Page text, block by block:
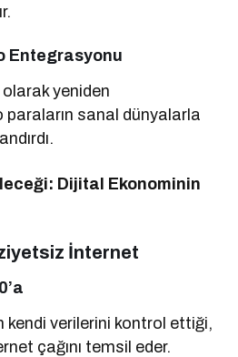
Entegrasyonu
yeniden
paraların sanal dünyalarla
Dijital Ekonominin
İnternet
kendi verilerini kontrol ettiği,
çağını temsil eder.